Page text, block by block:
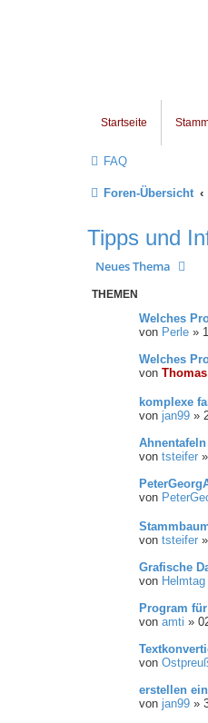
Startseite
FAQ
Foren-Übersicht
Tipps und
Neues Thema
THEMEN
Welches
von Perle »
Welches
von Thomas
komplexe
von jan99 »
Ahnentafeln
von tsteifer »
von
von tsteifer »
Grafische
von Helmtag
Program
von amti »
von
erstellen
von jan99 »